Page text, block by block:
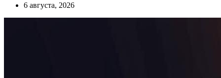
6 августа, 2026